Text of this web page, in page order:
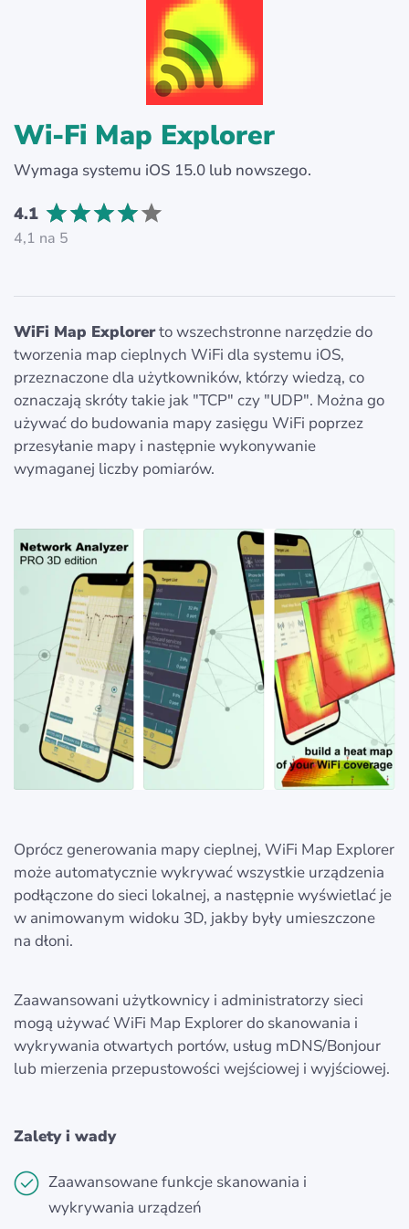
Wi-Fi Map Explorer
Wymaga systemu iOS 15.0 lub nowszego.
4.1
4,1 na 5
WiFi Map Explorerto wszechstronne narzędzie do
tworzenia map cieplnych WiFi dla systemu iOS,
przeznaczone dla użytkowników, którzy wiedzą, co
oznaczają skróty takie jak "TCP" czy "UDP". Można go
używać do budowania mapy zasięgu WiFi poprzez
przesyłanie mapy i następnie wykonywanie
wymaganej liczby pomiarów.
Oprócz generowania mapy cieplnej, WiFi Map Explorer
może automatycznie wykrywać wszystkie urządzenia
podłączone do sieci lokalnej, a następnie wyświetlać je
w animowanym widoku 3D, jakby były umieszczone
na dłoni.
Zaawansowani użytkownicy i administratorzy sieci
mogą używać WiFi Map Explorer do skanowania i
wykrywania otwartych portów, usług mDNS/Bonjour
lub mierzenia przepustowości wejściowej i wyjściowej.
Zalety i wady
Zaawansowane funkcje skanowania i
wykrywania urządzeń